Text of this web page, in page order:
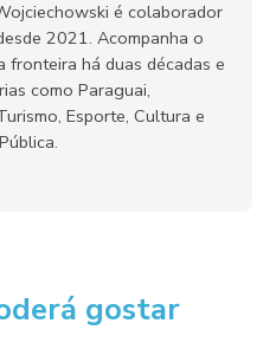
é colaborador
2021. Acompanha o
fronteira há duas décadas e
como Paraguai,
Esporte, Cultura e
gostar